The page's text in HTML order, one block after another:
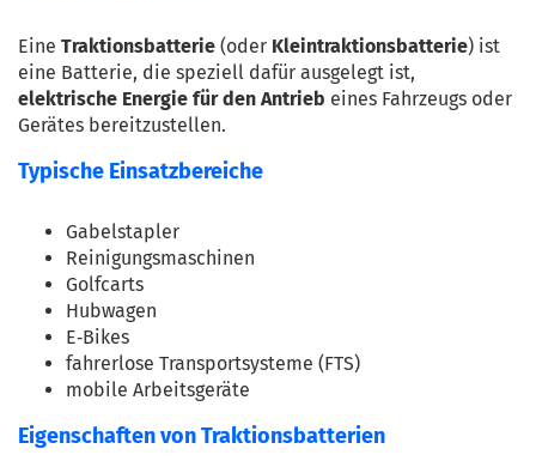
Eine Traktionsbatterie (oder Kleintraktionsbatterie) ist
elektrische Energie für den Antrieb eines Fahrzeugs oder
Gerätes bereitzustellen.
Typische Einsatzbereiche
Gabelstapler
Reinigungsmaschinen
Golfcarts
Hubwagen
E‑Bikes
fahrerlose Transportsysteme (FTS)
mobile Arbeitsgeräte
Eigenschaften von Traktionsbatterien